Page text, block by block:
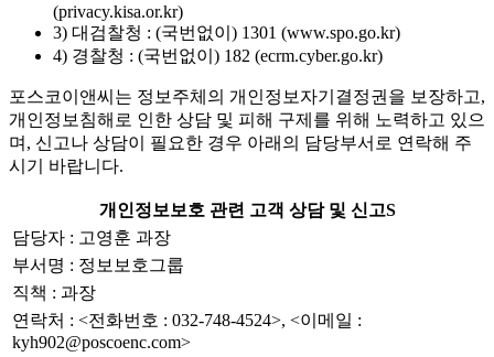
(privacy.kisa.or.kr)
3) 대검찰청 : (국번없이) 1301 (www.spo.go.kr)
4) 경찰청 : (국번없이) 182 (ecrm.cyber.go.kr)
포스코이앤씨는 정보주체의 개인정보자기결정권을 보장하고,
개인정보침해로 인한 상담 및 피해 구제를 위해 노력하고 있으
며, 신고나 상담이 필요한 경우 아래의 담당부서로 연락해 주
시기 바랍니다.
개인정보보호 관련 고객 상담 및 신고S
담당자 : 고영훈 과장
부서명 : 정보보호그룹
직책 : 과장
연락처 : <전화번호 : 032-748-4524>, <이메일 :
kyh902@poscoenc.com>